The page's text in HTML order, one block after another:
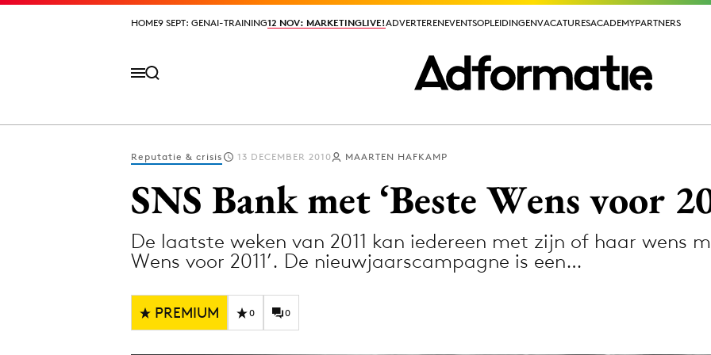
HOME9 SEPT: GENAI-TRAINING12 NOV: MARKETINGLIVE!ADVERTERENEVENTSOPLEIDINGENVACATURESACADEMYPARTNERS
HOME9 SEPT: GENAI-TRAINING12 NOV: MARKETINGLIVE!ADVERTERENEVENTSOPLEIDINGENVACATURESACADEMYPARTNERS
Digital transformation
Diversiteit
Reputatie & crisis 13 DECEMBER 2010 MAARTEN HAFKAMP
SNS Bank met ‘Beste Wens voor
De laatste weken van 2011 kan iedereen met zijn of haar wens
Wens voor 2011’. De nieuwjaarscampagne is een…
PREMIUM 0 0